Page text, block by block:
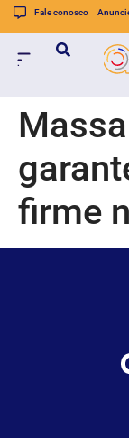
Fale conosco
firme